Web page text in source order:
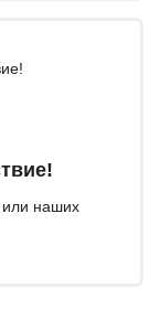
или наших